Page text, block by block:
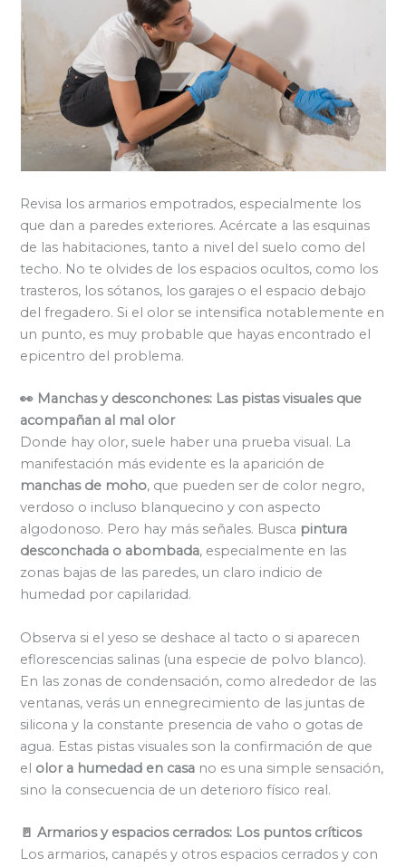
Revisa los armarios empotrados, especialmente los
que dan a paredes exteriores. Acércate a las esquinas
de las habitaciones, tanto a nivel del suelo como del
techo. No te olvides de los espacios ocultos, como los
trasteros, los sótanos, los garajes o el espacio debajo
del fregadero. Si el olor se intensifica notablemente en
un punto, es muy probable que hayas encontrado el
epicentro del problema.
👀 Manchas y desconchones: Las pistas visuales que
acompañan al mal olor
Donde hay olor, suele haber una prueba visual. La
manifestación más evidente es la aparición de
manchas de moho, que pueden ser de color negro,
verdoso o incluso blanquecino y con aspecto
algodonoso. Pero hay más señales. Busca pintura
desconchada o abombada, especialmente en las
zonas bajas de las paredes, un claro indicio de
humedad por capilaridad.
Observa si el yeso se deshace al tacto o si aparecen
eflorescencias salinas (una especie de polvo blanco).
En las zonas de condensación, como alrededor de las
ventanas, verás un ennegrecimiento de las juntas de
silicona y la constante presencia de vaho o gotas de
agua. Estas pistas visuales son la confirmación de que
el olor a humedad en casa no es una simple sensación,
sino la consecuencia de un deterioro físico real.
🚪 Armarios y espacios cerrados: Los puntos críticos
Los armarios, canapés y otros espacios cerrados y con